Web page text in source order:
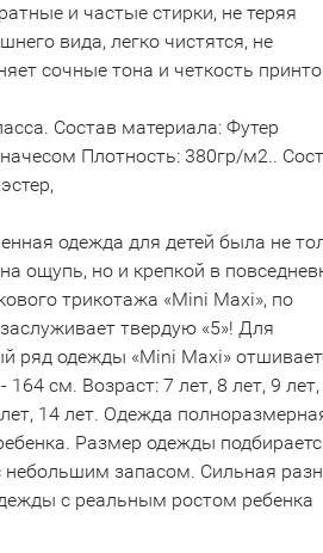
и частые стирки, не теряя
вида, легко чистятся, не
сочные тона и четкость
Состав материала: Футер
Плотность: 380гр/м2..
одежда для детей была не
ощупь, но и крепкой в
трикотажа «Mini Maxi», по
твердую «5»! Для
ряд одежды «Mini Maxi»
164 см. Возраст: 7 лет, 8 лет, 9
лет, 14 лет. Одежда
Размер одежды
небольшим запасом. Сильная
с реальным ростом ребенка